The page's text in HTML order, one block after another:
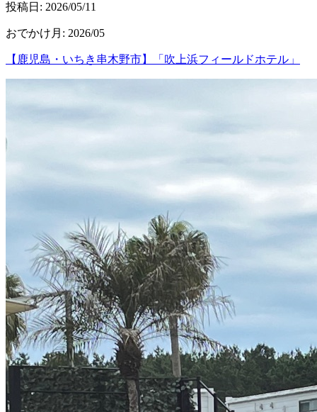
投稿日: 2026/05/11
おでかけ月 : 2026/05
【鹿児島・いちき串木野市】「吹上浜フィールドホテル」